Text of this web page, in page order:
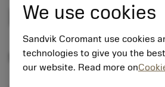
Headman
Szerszámtartó-
We use cookies
Sandvik Coromant use cookies
technologies to give you the
our website. Read more on